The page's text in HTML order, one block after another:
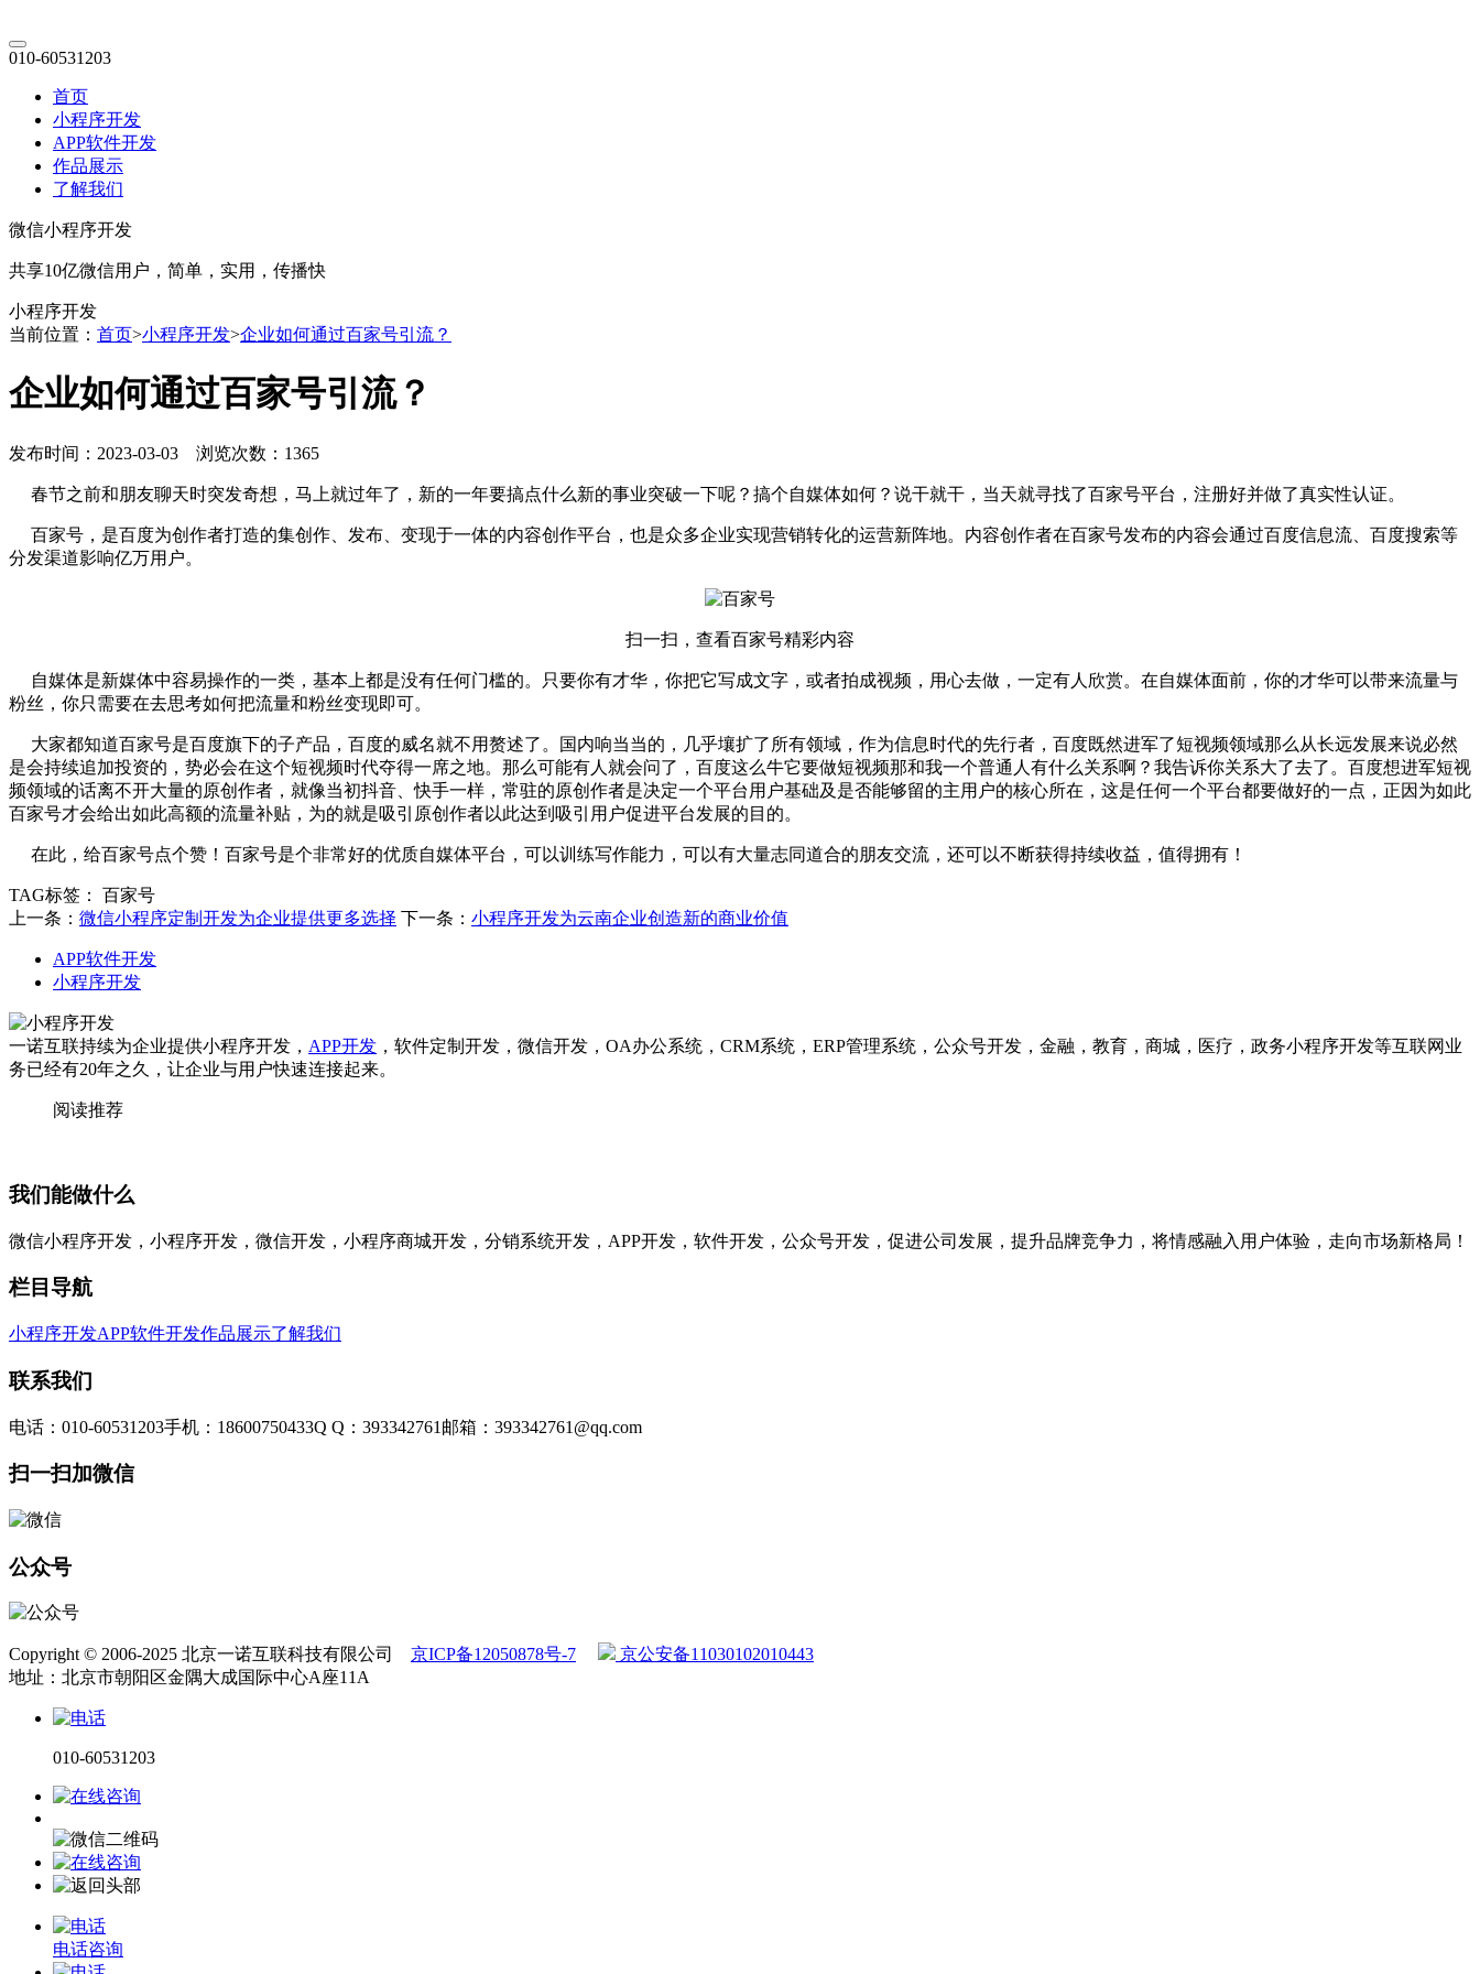
010-60531203
首页
小程序开发
APP软件开发
作品展示
了解我们
微信小程序开发
共享10亿微信用户，简单，实用，传播快
小程序开发
当前位置： 首页>小程序开发>企业如何通过百家号引流？
企业如何通过百家号引流？
发布时间：2023-03-03 浏览次数：1365
春节之前和朋友聊天时突发奇想，马上就过年了，新的一年要搞点什么新的事业突破一下呢？搞个自媒体如何？说干就干，当天就寻找了百家号平台，注册好并做了真实性认证。
百家号，是百度为创作者打造的集创作、发布、变现于一体的内容创作平台，也是众多企业实现营销转化的运营新阵地。内容创作者在百家号发布的内容会通过百度信息流、百度搜索等
分发渠道影响亿万用户。
扫一扫，查看百家号精彩内容
自媒体是新媒体中容易操作的一类，基本上都是没有任何门槛的。只要你有才华，你把它写成文字，或者拍成视频，用心去做，一定有人欣赏。在自媒体面前，你的才华可以带来流量与
粉丝，你只需要在去思考如何把流量和粉丝变现即可。
大家都知道百家号是百度旗下的子产品，百度的威名就不用赘述了。国内响当当的，几乎壤扩了所有领域，作为信息时代的先行者，百度既然进军了短视频领域那么从长远发展来说必然
是会持续追加投资的，势必会在这个短视频时代夺得一席之地。那么可能有人就会问了，百度这么牛它要做短视频那和我一个普通人有什么关系啊？我告诉你关系大了去了。百度想进军短视
频领域的话离不开大量的原创作者，就像当初抖音、快手一样，常驻的原创作者是决定一个平台用户基础及是否能够留的主用户的核心所在，这是任何一个平台都要做好的一点，正因为如此
百家号才会给出如此高额的流量补贴，为的就是吸引原创作者以此达到吸引用户促进平台发展的目的。
在此，给百家号点个赞！百家号是个非常好的优质自媒体平台，可以训练写作能力，可以有大量志同道合的朋友交流，还可以不断获得持续收益，值得拥有！
TAG标签：
百家号
上一条： 微信小程序定制开发为企业提供更多选择 下一条： 小程序开发为云南企业创造新的商业价值
APP软件开发
小程序开发
一诺互联持续为企业提供小程序开发， APP开发 ，软件定制开发，微信开发，OA办公系统，CRM系统，ERP管理系统，公众号开发，金融，教育，商城，医疗，政务小程序开发等互联网业
务已经有20年之久，让企业与用户快速连接起来。
阅读推荐
我们能做什么
微信小程序开发，小程序开发，微信开发，小程序商城开发，分销系统开发，APP开发，软件开发，公众号开发，促进公司发展，提升品牌竞争力，将情感融入用户体验，走向市场新格局！
栏目导航
小程序开发APP软件开发作品展示了解我们
联系我们
电话：010-60531203手机：18600750433Q Q：393342761 邮箱：393342761@qq.com
扫一扫加微信
公众号
Copyright © 2006-2025 北京一诺互联科技有限公司 京ICP备12050878号-7
京公安备11030102010443
地址：北京市朝阳区金隅大成国际中心A座11A
010-60531203
电话咨询